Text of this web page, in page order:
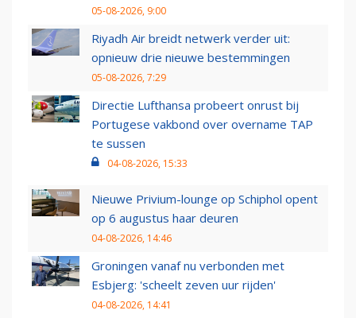
05-08-2026, 9:00
Riyadh Air breidt netwerk verder uit:
opnieuw drie nieuwe bestemmingen
05-08-2026, 7:29
Directie Lufthansa probeert onrust bij
Portugese vakbond over overname TAP
te sussen
04-08-2026, 15:33
Nieuwe Privium-lounge op Schiphol opent
op 6 augustus haar deuren
04-08-2026, 14:46
Groningen vanaf nu verbonden met
Esbjerg: 'scheelt zeven uur rijden'
04-08-2026, 14:41